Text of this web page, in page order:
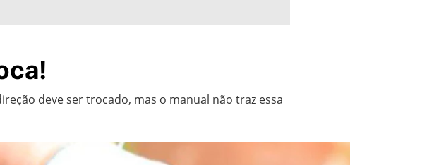
deve ser trocado, mas o manual não traz essa